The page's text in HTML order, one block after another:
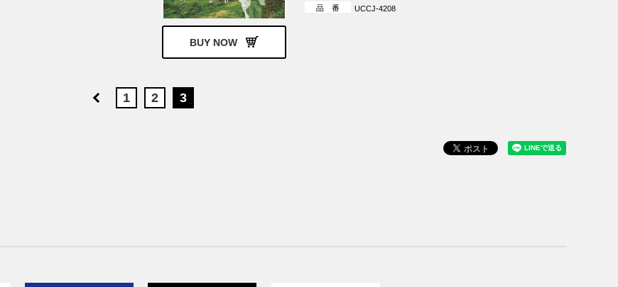
BUY NOW
品 番
UCCJ-4208
1 2 3